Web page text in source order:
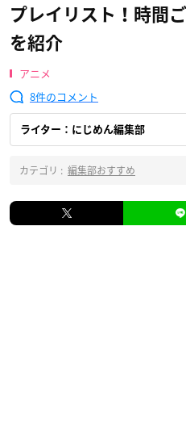
プレイリスト！時間
を紹介
アニメ
8
ライター：にじめん編集部
カテゴリ : 編集部おすすめ